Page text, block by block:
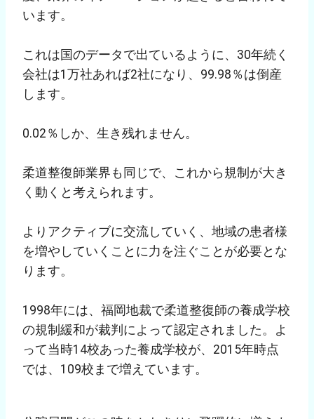
います。
これは国のデータで出ているように、30年続く
会社は1万社あれば2社になり、99.98％は倒産
します。
0.02％しか、生き残れません。
柔道整復師業界も同じで、これから規制が大き
く動くと考えられます。
よりアクティブに交流していく、地域の患者様
を増やしていくことに力を注ぐことが必要とな
ります。
1998年には、福岡地裁で柔道整復師の養成学校
の規制緩和が裁判によって認定されました。よ
って当時14校あった養成学校が、2015年時点
では、109校まで増えています。